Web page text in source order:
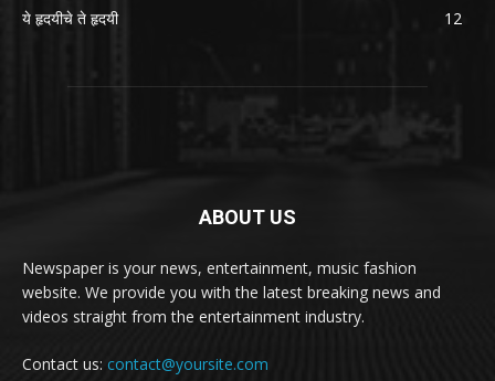
ये हृदयीचे ते हृदयी
12
ABOUT US
Newspaper is your news, entertainment, music fashion
website. We provide you with the latest breaking news and
videos straight from the entertainment industry.
Contact us: contact@yoursite.com